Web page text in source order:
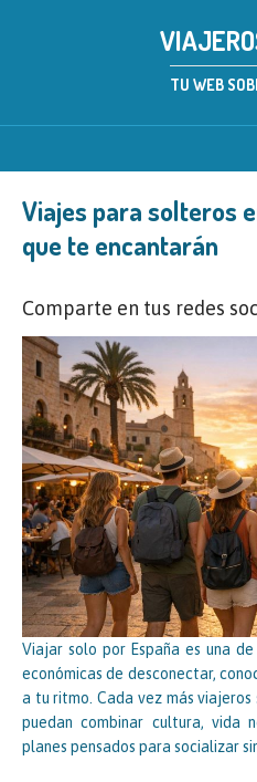
TU WEB
Viajes para solteros
que te encantarán
Comparte en tus redes
Viajar solo por España es una
económicas de desconectar,
a tu ritmo. Cada vez más
puedan combinar cultura, vida
planes pensados para socializar